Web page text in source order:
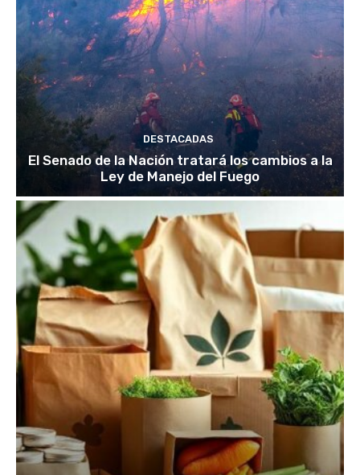
DESTACADAS
El Senado de la Nación tratará los cambios a la
Ley de Manejo del Fuego